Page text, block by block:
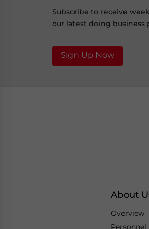
Subscribe to receive
our latest doing business
Sign Up Now
About
Overview
Personnel